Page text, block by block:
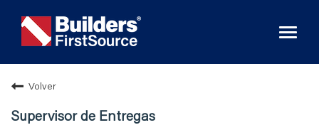
Volver
Supervisor de Entregas